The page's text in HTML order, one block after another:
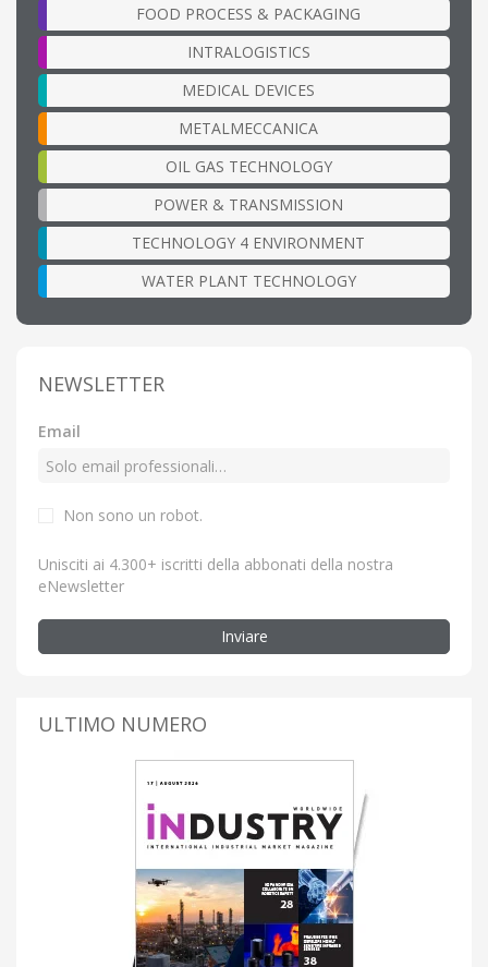
FOOD PROCESS & PACKAGING
INTRALOGISTICS
MEDICAL DEVICES
METALMECCANICA
OIL GAS TECHNOLOGY
POWER & TRANSMISSION
TECHNOLOGY 4 ENVIRONMENT
WATER PLANT TECHNOLOGY
NEWSLETTER
Email
Non sono un robot.
Unisciti ai 4.300+ iscritti della abbonati della nostra
eNewsletter
Inviare
ULTIMO NUMERO